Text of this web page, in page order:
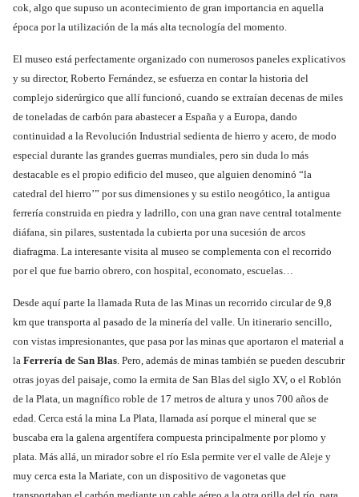
cok, algo que supuso un acontecimiento de gran importancia en aquella
época por la utilización de la más alta tecnología del momento.
El museo está perfectamente organizado con numerosos paneles explicativos
y su director, Roberto Fernández, se esfuerza en contar la historia del
complejo siderúrgico que allí funcionó, cuando se extraían decenas de miles
de toneladas de carbón para abastecer a España y a Europa, dando
continuidad a la Revolución Industrial sedienta de hierro y acero, de modo
especial durante las grandes guerras mundiales, pero sin duda lo más
destacable es el propio edificio del museo, que alguien denominó “la
catedral del hierro’” por sus dimensiones y su estilo neogótico, la antigua
ferrería construida en piedra y ladrillo, con una gran nave central totalmente
diáfana, sin pilares, sustentada la cubierta por una sucesión de arcos
diafragma. La interesante visita al museo se complementa con el recorrido
por el que fue barrio obrero, con hospital, economato, escuelas…
Desde aquí parte la llamada Ruta de las Minas un recorrido circular de 9,8
km que transporta al pasado de la minería del valle. Un itinerario sencillo,
con vistas impresionantes, que pasa por las minas que aportaron el material a
la Ferrería de San Blas . Pero, además de minas también se pueden descubrir
otras joyas del paisaje, como la ermita de San Blas del siglo XV, o el Roblón
de la Plata, un magnífico roble de 17 metros de altura y unos 700 años de
edad. Cerca está la mina La Plata, llamada así porque el mineral que se
buscaba era la galena argentífera compuesta principalmente por plomo y
plata. Más allá, un mirador sobre el río Esla permite ver el valle de Aleje y
muy cerca esta la Mariate, con un dispositivo de vagonetas que